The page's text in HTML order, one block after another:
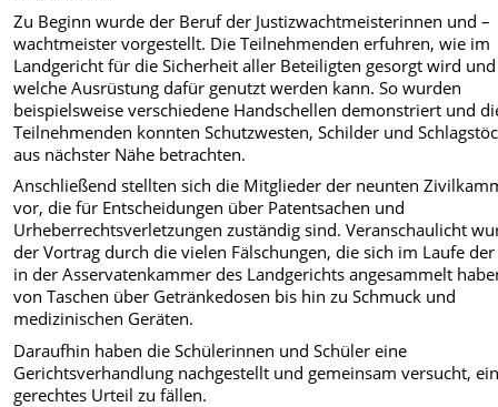
Zu Beginn wurde der Beruf der Justizwachtmeisterinnen und –
wachtmeister vorgestellt. Die Teilnehmenden erfuhren, wie im
Landgericht für die Sicherheit aller Beteiligten gesorgt wird und
welche Ausrüstung dafür genutzt werden kann. So wurden
beispielsweise verschiedene Handschellen demonstriert und
Teilnehmenden konnten Schutzwesten, Schilder und
aus nächster Nähe betrachten.
Anschließend stellten sich die Mitglieder der neunten
vor, die für Entscheidungen über Patentsachen und
Urheberrechtsverletzungen zuständig sind. Veranschaulicht
der Vortrag durch die vielen Fälschungen, die sich im Laufe
in der Asservatenkammer des Landgerichts angesammelt
von Taschen über Getränkedosen bis hin zu Schmuck und
medizinischen Geräten.
Daraufhin haben die Schülerinnen und Schüler eine
Gerichtsverhandlung nachgestellt und gemeinsam versucht,
gerechtes Urteil zu fällen.